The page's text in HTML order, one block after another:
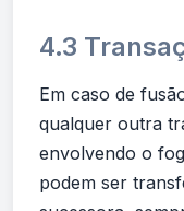
4.3
Em caso de
qualquer outra
envolvendo o
podem ser